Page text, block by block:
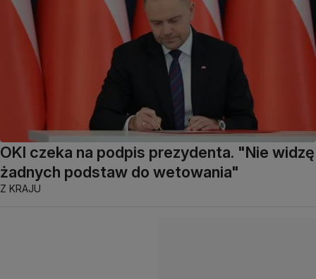
OKI czeka na podpis prezydenta. "Nie widzę
żadnych podstaw do wetowania"
Z KRAJU